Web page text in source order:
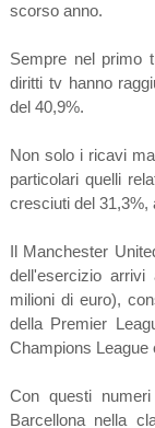
scorso anno.
Sempre nel primo
diritti tv hanno
del 40,9%.
Non solo i ricavi
particolari quelli
cresciuti del 31,3%,
Il Manchester
dell'esercizio
milioni di euro),
della Premier
Champions League
Con questi
Barcellona nella